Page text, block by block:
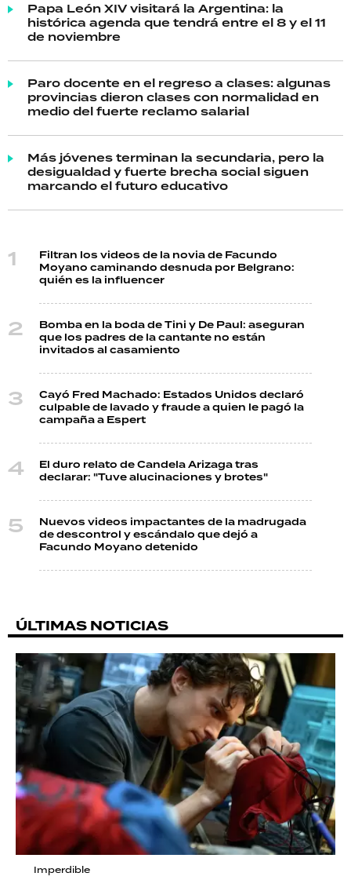
Papa León XIV visitará la Argentina: la
histórica agenda que tendrá entre el 8 y el 11
de noviembre
Paro docente en el regreso a clases: algunas
provincias dieron clases con normalidad en
medio del fuerte reclamo salarial
Más jóvenes terminan la secundaria, pero la
desigualdad y fuerte brecha social siguen
marcando el futuro educativo
Filtran los videos de la novia de Facundo
Moyano caminando desnuda por Belgrano:
quién es la influencer
Bomba en la boda de Tini y De Paul: aseguran
que los padres de la cantante no están
invitados al casamiento
Cayó Fred Machado: Estados Unidos declaró
culpable de lavado y fraude a quien le pagó la
campaña a Espert
El duro relato de Candela Arizaga tras
declarar: "Tuve alucinaciones y brotes"
Nuevos videos impactantes de la madrugada
de descontrol y escándalo que dejó a
Facundo Moyano detenido
ÚLTIMAS NOTICIAS
Imperdible